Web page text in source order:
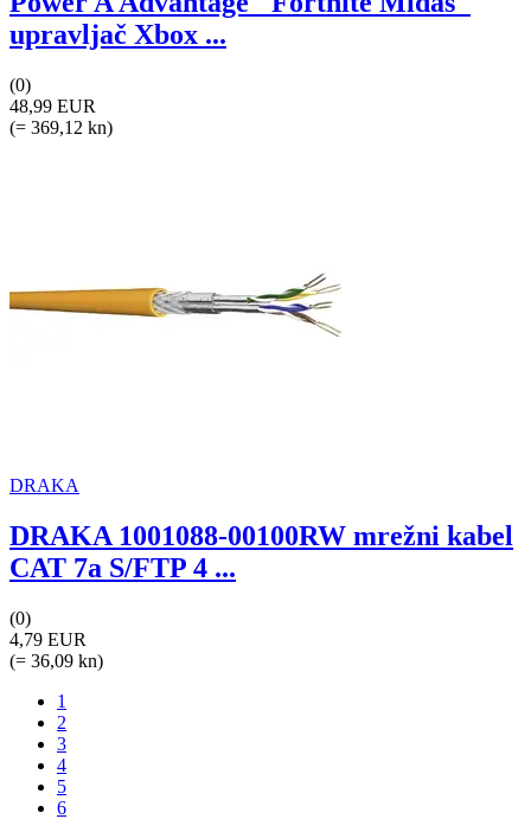
upravljač Xbox ...
(0)
48,99 EUR
(= 369,12 kn)
DRAKA
DRAKA 1001088-00100RW mrežni kabel
CAT 7a S/FTP 4 ...
(0)
4,79 EUR
(= 36,09 kn)
1
2
3
4
5
6